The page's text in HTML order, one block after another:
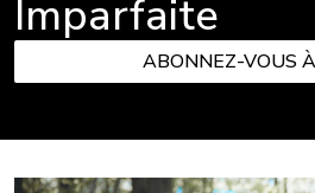
Imparfaite
ABONNEZ-VOUS